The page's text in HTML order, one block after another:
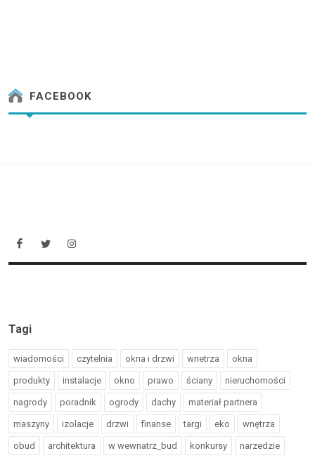
FACEBOOK
Tagi
wiadomości czytelnia okna i drzwi wnetrza okna
produkty instalacje okno prawo ściany nieruchomości
nagrody poradnik ogrody dachy materiał partnera
maszyny izolacje drzwi finanse targi eko wnętrza
obud architektura w wewnatrz_bud konkursy narzedzie